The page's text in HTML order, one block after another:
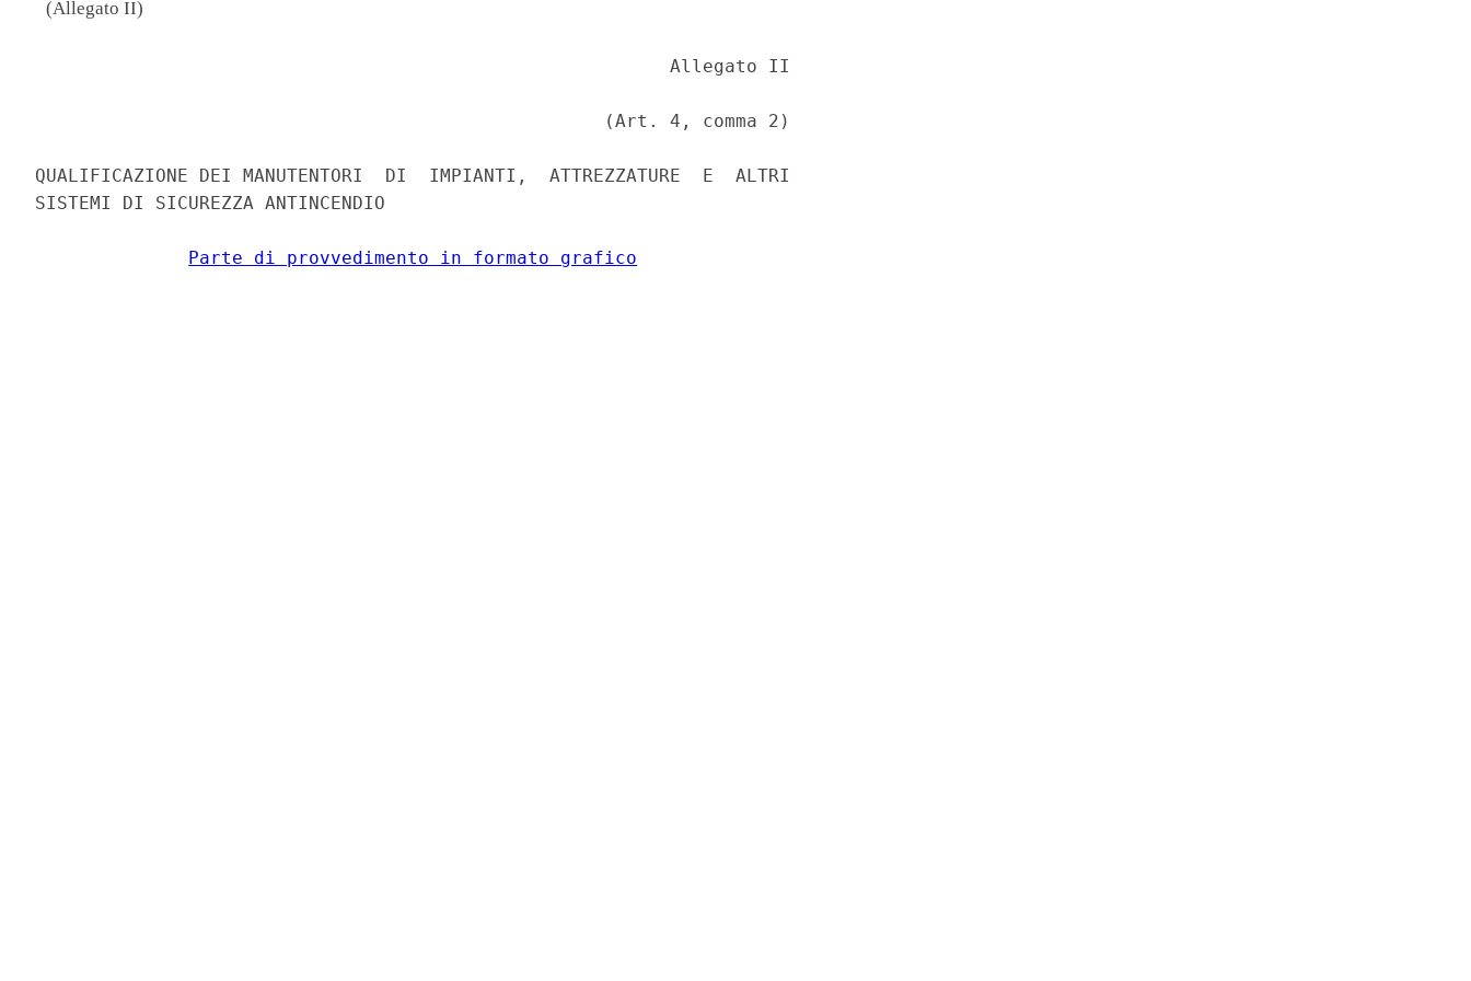
(Allegato II)
                                                          Allegato II
                                                    (Art. 4, comma 2)
QUALIFICAZIONE DEI MANUTENTORI  DI  IMPIANTI,  ATTREZZATURE  E  ALTRI
SISTEMI DI SICUREZZA ANTINCENDIO
Parte di provvedimento in formato grafico